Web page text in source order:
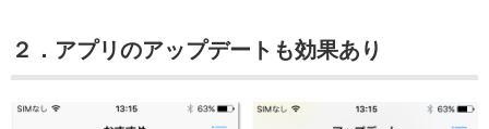
２．アプリのアップデートも効果あり